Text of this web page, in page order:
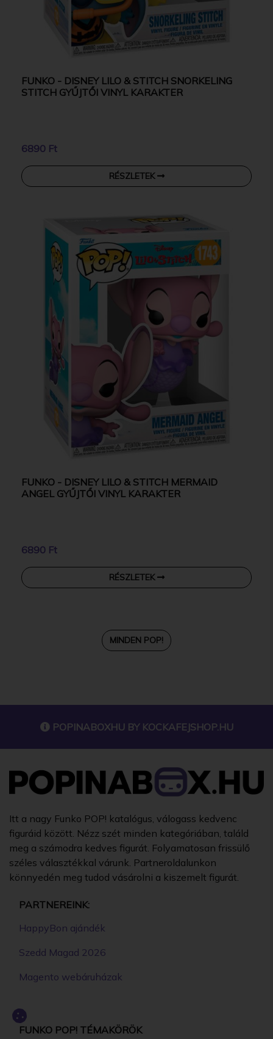
FUNKO - DISNEY LILO & STITCH SNORKELING
STITCH GYŰJTŐI VINYL KARAKTER
6890 Ft
RÉSZLETEK
FUNKO - DISNEY LILO & STITCH MERMAID
ANGEL GYŰJTŐI VINYL KARAKTER
6890 Ft
RÉSZLETEK
MINDEN POP!
POPINABOXHU BY KOCKAFEJSHOP.HU
Itt a nagy Funko POP! katalógus, válogass kedvenc
figuráid között. Nézz szét minden kategóriában, találd
meg a számodra kedves figurát. Folyamatosan frissülő
széles választékkal várunk. Partneroldalunkon
könnyedén meg tudod vásárolni a kiszemelt figurát.
PARTNEREINK:
HappyBon ajándék
Szedd Magad 2026
Magento webáruházak
FUNKO POP! TÉMAKÖRÖK